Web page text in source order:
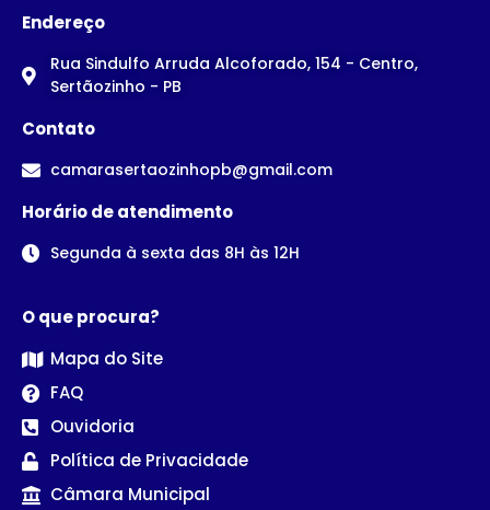
Endereço
Rua Sindulfo Arruda Alcoforado, 154 - Centro,
Sertãozinho - PB
Contato
camarasertaozinhopb@gmail.com
Horário de atendimento
Segunda à sexta das 8H às 12H
O que procura?
Mapa do Site
FAQ
Ouvidoria
Política de Privacidade
Câmara Municipal